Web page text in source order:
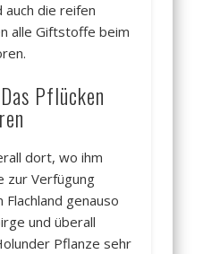
auch die reifen
alle Giftstoffe beim
Pflücken
dort, wo ihm
zur Verfügung
genauso
und überall
Pflanze sehr